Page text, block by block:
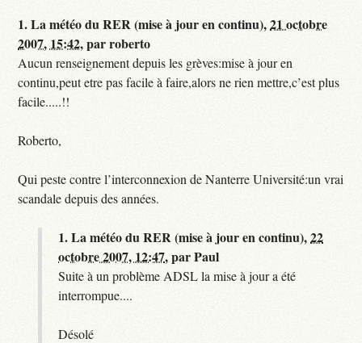
1.La météo du RER (mise à jour en continu),21 octobre
2007, 15:42,parroberto
Aucun renseignement depuis les grèves:mise à jour en
continu,peut etre pas facile à faire,alors ne rien mettre,c’est plus
facile.....!!
Roberto,
Qui peste contre l’interconnexion de Nanterre Université:un vrai
scandale depuis des années.
1.La météo du RER (mise à jour en continu),22
octobre 2007, 12:47,parPaul
Suite à un problème ADSL la mise à jour a été
interrompue....
Désolé